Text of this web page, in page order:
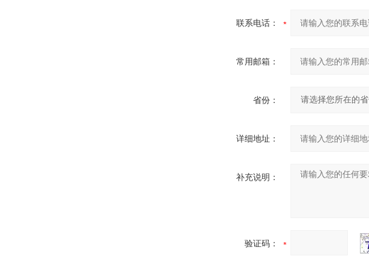
联系电话：
常用邮箱：
省份：
详细地址：
补充说明：
验证码：